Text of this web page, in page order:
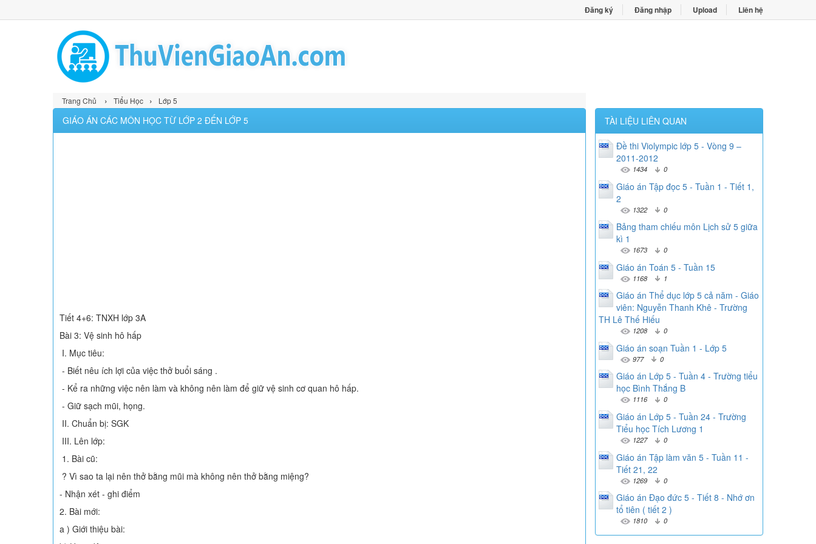
Đăng ký Đăng nhập Upload Liên hệ
Trang Chủ › Tiểu Học › Lớp 5
GIÁO ÁN CÁC MÔN HỌC TỪ LỚP 2 ĐẾN LỚP 5
Tiết 4+6: TNXH lớp 3A
Bài 3: Vệ sinh hô hấp
I. Mục tiêu:
- Biết nêu ích lợi của việc thở buổi sáng .
- Kể ra những việc nên làm và không nên làm để giữ vệ sinh cơ quan hô hấp.
- Giữ sạch mũi, họng.
II. Chuẩn bị: SGK
III. Lên lớp:
1. Bài cũ:
? Vì sao ta lại nên thở bằng mũi mà không nên thở bằng miệng?
- Nhận xét - ghi điểm
2. Bài mới:
a ) Giới thiệu bài:
TÀI LIỆU LIÊN QUAN
Đề thi Violympic lớp 5 - Vòng 9 –
2011-2012
1434 0
Giáo án Tập đọc 5 - Tuần 1 - Tiết 1,
2
1322 0
Bảng tham chiếu môn Lịch sử 5 giữa
kì 1
1673 0
Giáo án Toán 5 - Tuần 15
1168 1
Giáo án Thể dục lớp 5 cả năm - Giáo
viên: Nguyễn Thanh Khê - Trường
TH Lê Thế Hiếu
1208 0
Giáo án soạn Tuần 1 - Lớp 5
977 0
Giáo án Lớp 5 - Tuần 4 - Trường tiểu
học Bình Thắng B
1116 0
Giáo án Lớp 5 - Tuần 24 - Trường
Tiểu học Tích Lương 1
1227 0
Giáo án Tập làm văn 5 - Tuần 11 -
Tiết 21, 22
1269 0
Giáo án Đạo đức 5 - Tiết 8 - Nhớ ơn
tổ tiên ( tiết 2 )
1810 0